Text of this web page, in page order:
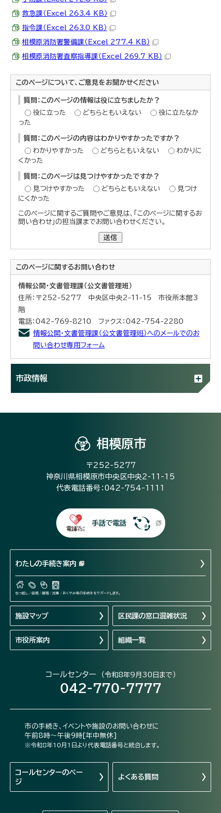
救急課（Excel 263.4 KB）
指令課（Excel 263.0 KB）
相模原消防署警備課（Excel 277.4 KB）
相模原消防署査察指導課（Excel 269.7 KB）
このページについて、ご意見をお聞かせください
質問：このページの情報は役に立ちましたか？
役に立った
どちらともいえない
役に立たなか
った
質問：このページの内容はわかりやすかったですか？
わかりやすかった
どちらともいえない
わかりに
くかった
質問：このページは見つけやすかったですか？
見つけやすかった
どちらともいえない
見つけ
にくかった
このページに関するご質問やご意見は、「このページに関するお
問い合わせ」の担当課までお問い合わせください。
送信
このページに関するお問い合わせ
情報公開・文書管理課（公文書管理班）
住所：〒252-5277 中央区中央2-11-15 市役所本館3
階
電話：042-769-8210 ファクス：042-754-2280
情報公開・文書管理課（公文書管理班）へのメールでのお
問い合わせ専用フォーム
市政情報
相模原市
〒252-5277
神奈川県相模原市中央区中央2-11-15
代表電話番号：042-754-1111
手話で電話
わたしの手続き案内
引っ越し / 結婚 / 離婚 / 出産 / おくやみ等の手続きをサポートします。
施設マップ 区民課の窓口混雑状況
市役所案内 組織一覧
コールセンター （令和8年9月30日まで）
042-770-7777
市の手続き、イベントや施設のお問い合わせに
午前8時～午後9時[年中無休]
※令和8年10月1日より代表電話番号と統合します。
コールセンターのペー
ジ
よくある質問